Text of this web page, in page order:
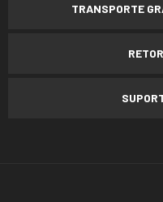
TRANSPORTE